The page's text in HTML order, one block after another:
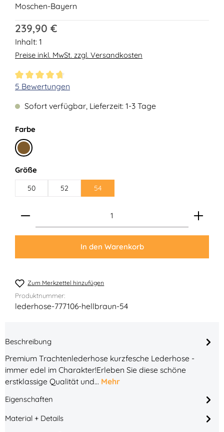
Moschen-Bayern
Regulärer Preis:
239,90 €
Inhalt: 1
Preise inkl. MwSt. zzgl. Versandkosten
Durchschnittliche Bewertung von 4.8 von 5 Sternen
5 Bewertungen
Sofort verfügbar, Lieferzeit: 1-3 Tage
Farbeauswählen
Rehbraun
Größeauswählen
50 52 54
Produkt Anzahl: Gib den gewünschten Wert ein
In den Warenkorb
Zum Merkzettel hinzufügen
Produktnummer:
lederhose-777106-hellbraun-54
Beschreibung
Premium Trachtenlederhose kurzfesche Lederhose -
immer edel im Charakter!Erleben Sie diese schöne
erstklassige Qualität und… Mehr
Eigenschaften
Material + Details